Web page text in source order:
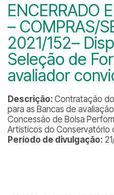
ENCERRADO
– COMPRAS/
2021/152–
Seleção de
avaliador
Descrição: Contratação
para as Bancas de
Concessão de Bolsa
Artísticos do Conservatório
Período de divulgação: